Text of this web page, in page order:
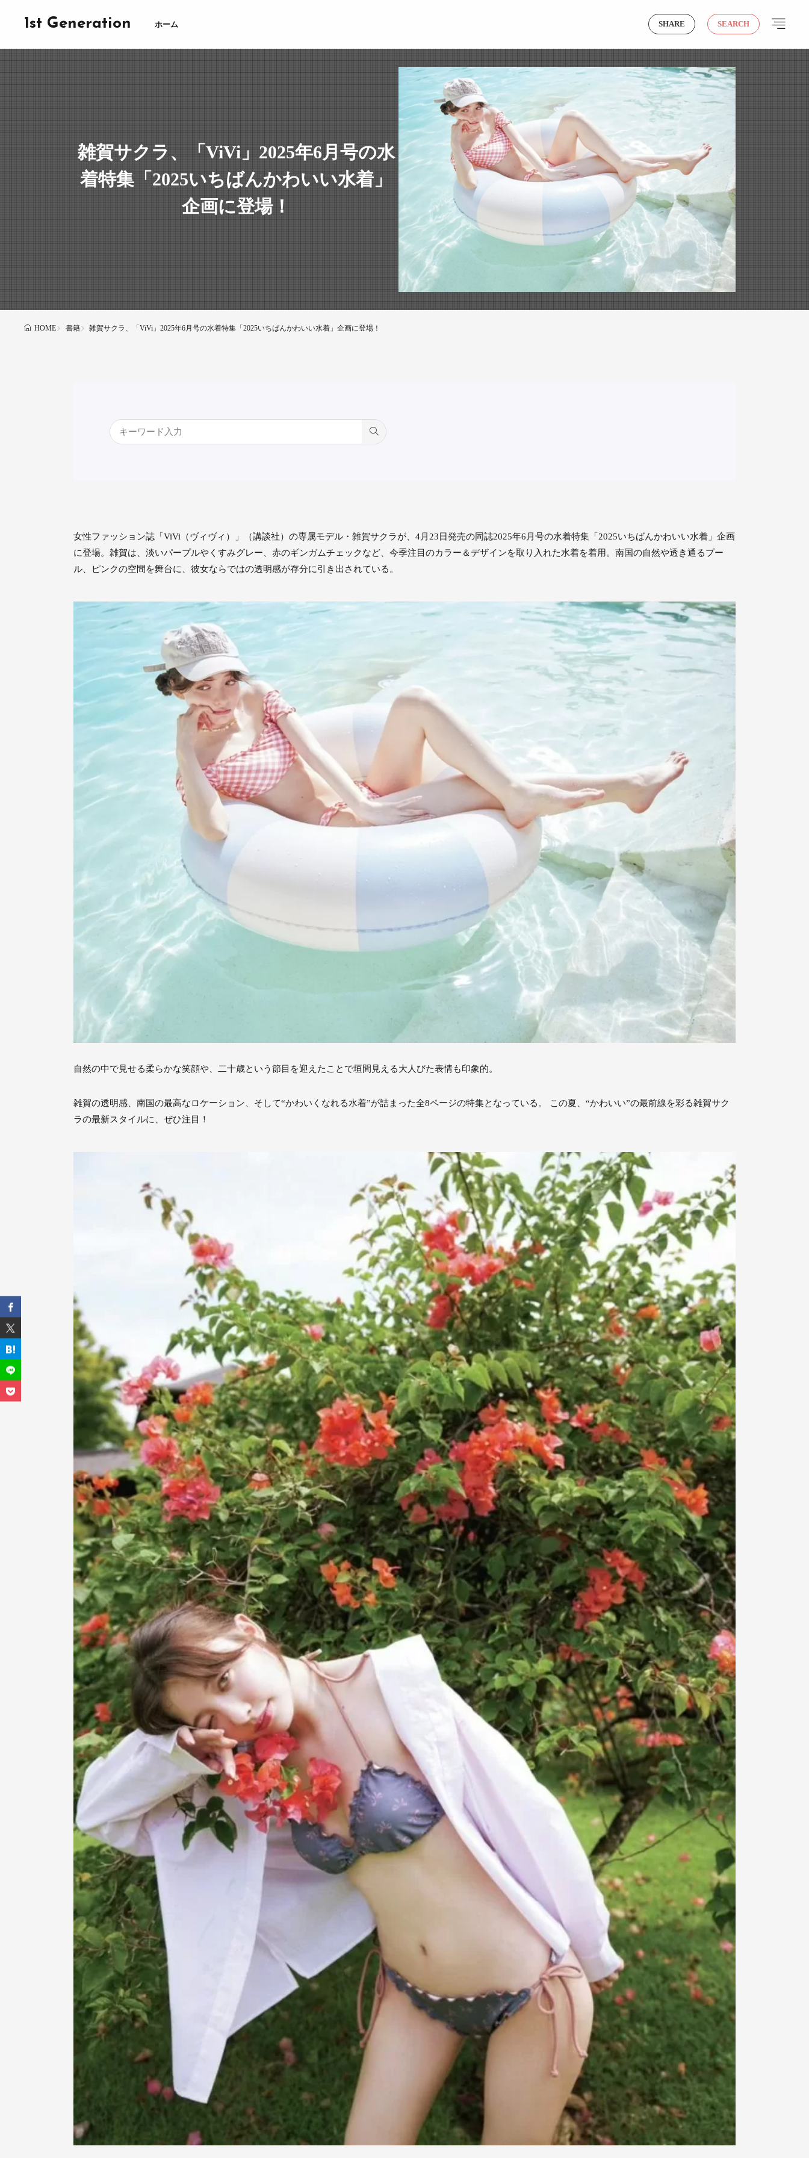
1st Generation ホーム SHARE SEARCH
雑賀サクラ、「ViVi」2025年6月号の水
着特集「2025いちばんかわいい水着」
企画に登場！
HOME 書籍 雑賀サクラ、「ViVi」2025年6月号の水着特集「2025いちばんかわいい水着」企画に登場！
女性ファッション誌「ViVi（ヴィヴィ）」（講談社）の専属モデル・雑賀サクラが、4月23日発売の同誌2025年6月号の水着特集「2025いちばんかわいい水着」企画
に登場。雑賀は、淡いパープルやくすみグレー、赤のギンガムチェックなど、今季注目のカラー＆デザインを取り入れた水着を着用。南国の自然や透き通るプー
ル、ピンクの空間を舞台に、彼女ならではの透明感が存分に引き出されている。
自然の中で見せる柔らかな笑顔や、二十歳という節目を迎えたことで垣間見える大人びた表情も印象的。
雑賀の透明感、南国の最高なロケーション、そして“かわいくなれる水着”が詰まった全8ページの特集となっている。 この夏、“かわいい”の最前線を彩る雑賀サク
ラの最新スタイルに、ぜひ注目！